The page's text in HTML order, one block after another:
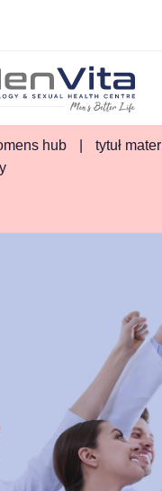
hub
tytuł